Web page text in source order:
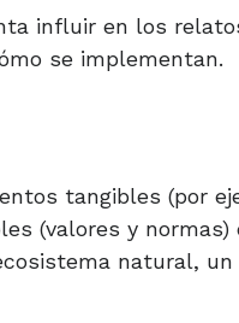
influir en los
se implementan.
tangibles (por
(valores y
natural, un